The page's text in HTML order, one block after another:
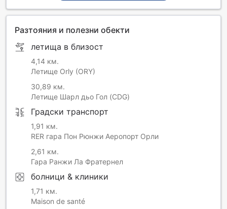
Разтояния и полезни обекти
летища в близост
4,14 км.
Летище Orly (ORY)
30,89 км.
Летище Шарл дьо Гол (CDG)
Градски транспорт
1,91 км.
RER гара Пон Рюнжи Аеропорт Орли
2,61 км.
Гара Ранжи Ла Фратернел
болници & клиники
1,71 км.
Maison de santé